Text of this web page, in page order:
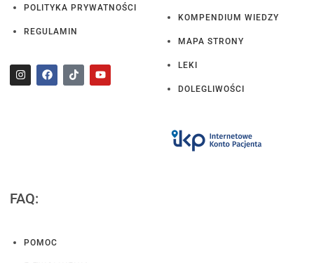
POLITYKA PRYWATNOŚCI
REGULAMIN
KOMPENDIUM WIEDZY
MAPA STRONY
LEKI
DOLEGLIWOŚCI
FAQ:
POMOC